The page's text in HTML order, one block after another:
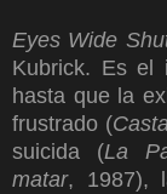
Eyes Wide
Kubrick. Es el
hasta que la
frustrado (
suicida (La
matar, 1987),